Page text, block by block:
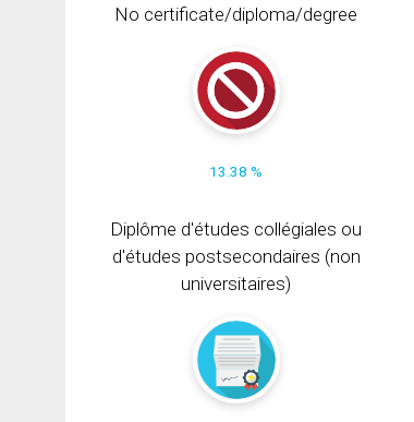
No certificate/diploma/degree
13.38 %
Diplôme d'études collégiales ou
d'études postsecondaires (non
universitaires)